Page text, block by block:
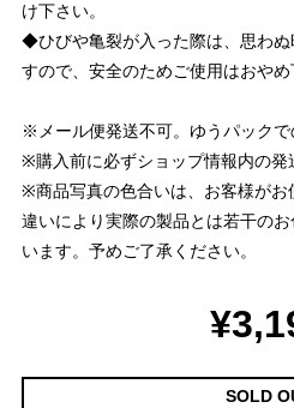
け下さい。
◆ひびや亀裂が入った際は、思わぬ
すので、安全のためご使用はおやめ
※メール便発送不可。ゆうパックで
※購入前に必ずショップ情報内の発
※商品写真の色合いは、お客様がお
違いにより実際の製品とは若干の
います。予めご了承ください。
SOLD